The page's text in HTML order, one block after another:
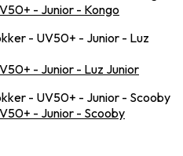
- Junior - Kongo
- Junior - Luz Junior
- Junior - Scooby